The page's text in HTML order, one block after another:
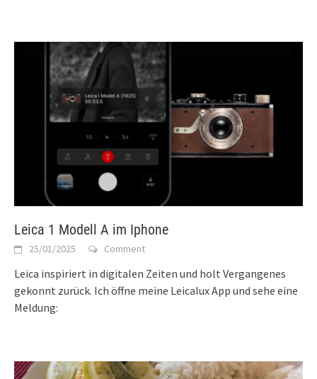
Leica 1 Modell A im Iphone
25/01/2025 Comment
Leica inspiriert in digitalen Zeiten und holt Vergangenes
gekonnt zurück. Ich öffne meine Leicalux App und sehe eine
Meldung: